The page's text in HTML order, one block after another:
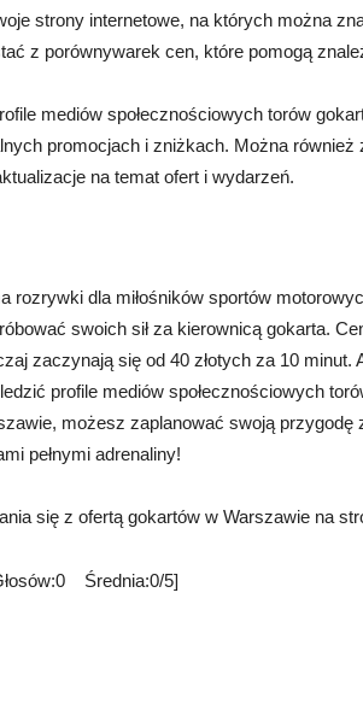
strony internetowe, na których można
z porównywarek cen, które pomogą
mediów społecznościowych torów
promocjach i zniżkach. Można
na temat ofert i wydarzeń.
rozrywki dla miłośników sportów
swoich sił za kierownicą gokarta.
zaczynają się od 40 złotych za 10 minut.
profile mediów społecznościowych
możesz zaplanować swoją
pełnymi adrenaliny!
się z ofertą gokartów w Warszawie na
Średnia:0/5]